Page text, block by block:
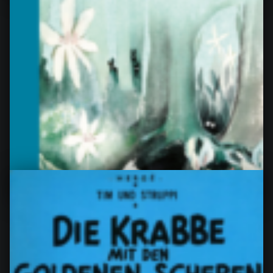
Agnes, von Peter Stamm
Agnes von Peter Stamm Meine Bewertung: 4 of 5
stars “Agnes” von Peter Stamm war eine eher
ungewöhnliche Lektüre, obschon…
Continue reading
“Agnes, von Peter Stamm”
…
Mumins lange Reise (Mumins #1),